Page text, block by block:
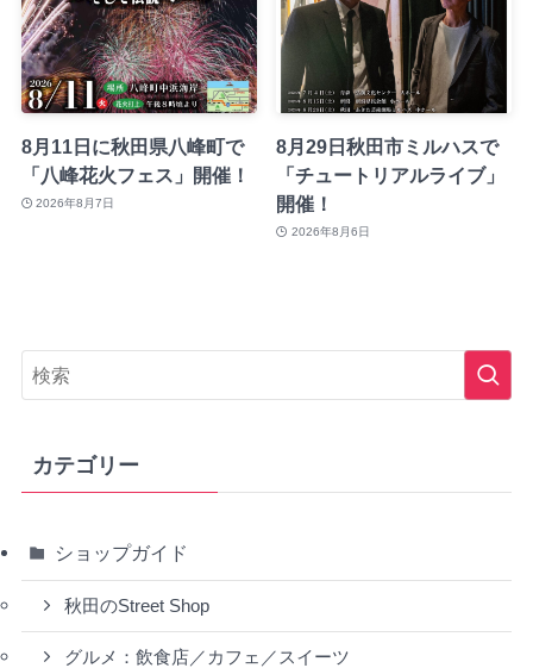
8月11日に秋田県八峰町で
「八峰花火フェス」開催！
2026年8月7日
8月29日秋田市ミルハスで
「チュートリアルライブ」
開催！
2026年8月6日
カテゴリー
ショップガイド
秋田のStreet Shop
グルメ：飲食店／カフェ／スイーツ